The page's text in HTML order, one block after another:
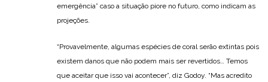
emergência” caso a situação piore no futuro, como indicam as
projeções.
“Provavelmente, algumas espécies de coral serão extintas pois
existem danos que não podem mais ser revertidos… Temos
que aceitar que isso vai acontecer”, diz Godoy. “Mas acredito